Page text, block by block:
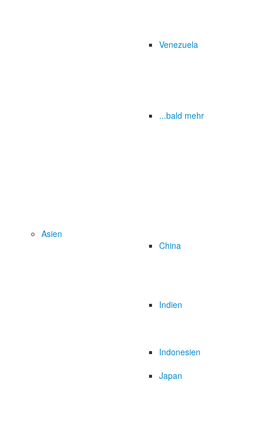
Venezuela
...bald mehr
Asien
China
Indien
Indonesien
Japan